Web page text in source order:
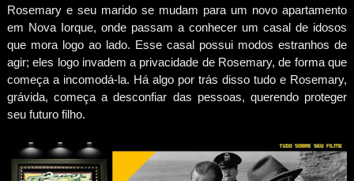
Rosemary e seu marido se mudam para um novo apartamento
em Nova Iorque, onde passam a conhecer um casal de idosos
que mora logo ao lado. Esse casal possui modos estranhos de
agir; eles logo invadem a privacidade de Rosemary, de forma que
começa a incomodá-la. Há algo por trás disso tudo e Rosemary,
grávida, começa a desconfiar das pessoas, querendo proteger
seu futuro filho.